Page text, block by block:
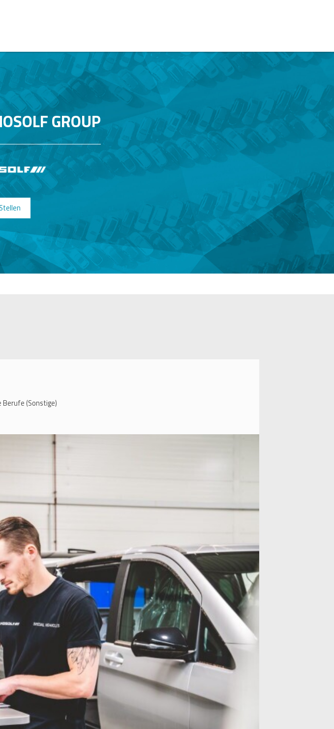
GROUP
Berufe (Sonstige)